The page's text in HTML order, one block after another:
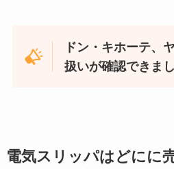
ドン・キホーテ、
扱いが確認できま
電気スリッパはどにに